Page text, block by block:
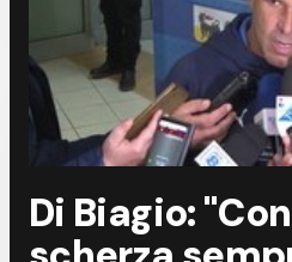
Di Biagio: